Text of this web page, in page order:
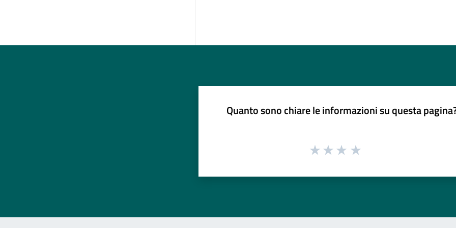
Quanto sono chiare le informazioni su questa